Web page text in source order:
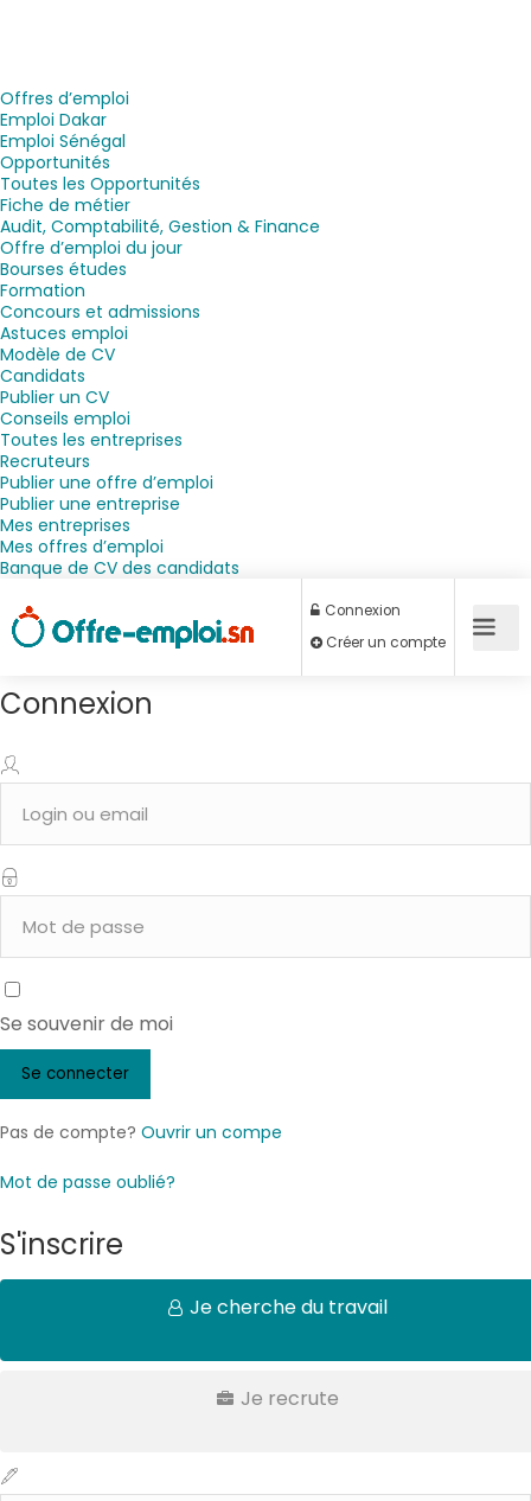
Offres d’emploi
Emploi Dakar
Emploi Sénégal
Opportunités
Toutes les Opportunités
Fiche de métier
Audit, Comptabilité, Gestion & Finance
Offre d’emploi du jour
Bourses études
Formation
Concours et admissions
Astuces emploi
Modèle de CV
Candidats
Publier un CV
Conseils emploi
Toutes les entreprises
Recruteurs
Publier une offre d’emploi
Publier une entreprise
Mes entreprises
Mes offres d’emploi
Banque de CV des candidats
Connexion
Se souvenir de moi
Pas de compte? Ouvrir un compe
Mot de passe oublié?
S'inscrire
Je cherche du travail
Je recrute